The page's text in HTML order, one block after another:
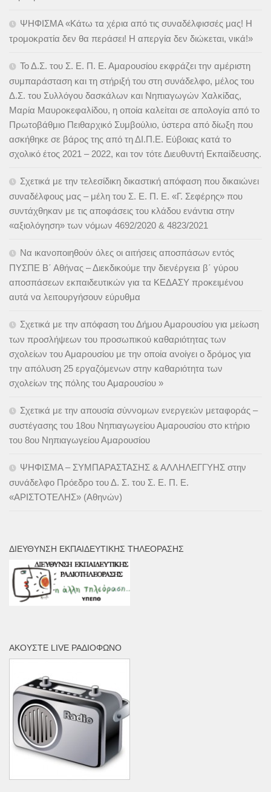
ΨΗΦΙΣΜΑ «Κάτω τα χέρια από τις συναδέλφισσές μας! Η
τρομοκρατία δεν θα περάσει! Η απεργία δεν διώκεται, νικά!»
Το Δ.Σ. του Σ. Ε. Π. Ε. Αμαρουσίου εκφράζει την αμέριστη
συμπαράσταση και τη στήριξή του στη συνάδελφο, μέλος του
Δ.Σ. του Συλλόγου δασκάλων και Νηπιαγωγών Χαλκίδας,
Μαρία Μαυροκεφαλίδου, η οποία καλείται σε απολογία από το
Πρωτοβάθμιο Πειθαρχικό Συμβούλιο, ύστερα από δίωξη που
ασκήθηκε σε βάρος της από τη ΔΙ.Π.Ε. Εύβοιας κατά το
σχολικό έτος 2021 – 2022, και τον τότε Διευθυντή Εκπαίδευσης.
Σχετικά με την τελεσίδικη δικαστική απόφαση που δικαιώνει
συναδέλφους μας – μέλη του Σ. Ε. Π. Ε. «Γ. Σεφέρης» που
συντάχθηκαν με τις αποφάσεις του κλάδου ενάντια στην
«αξιολόγηση» των νόμων 4692/2020 & 4823/2021
Να ικανοποιηθούν όλες οι αιτήσεις αποσπάσων εντός
ΠΥΣΠΕ Β΄ Αθήνας – Διεκδικούμε την διενέργεια β΄ γύρου
αποσπάσεων εκπαιδευτικών για τα ΚΕΔΑΣΥ προκειμένου
αυτά να λειτουργήσουν εύρυθμα
Σχετικά με την απόφαση του Δήμου Αμαρουσίου για μείωση
των προσλήψεων του προσωπικού καθαριότητας των
σχολείων του Αμαρουσίου με την οποία ανοίγει ο δρόμος για
την απόλυση 25 εργαζόμενων στην καθαριότητα των
σχολείων της πόλης του Αμαρουσίου »
Σχετικά με την απουσία σύννομων ενεργειών μεταφοράς –
συστέγασης του 18ου Νηπιαγωγείου Αμαρουσίου στο κτήριο
του 8ου Νηπιαγωγείου Αμαρουσίου
ΨΗΦΙΣΜΑ – ΣΥΜΠΑΡΑΣΤΑΣΗΣ & ΑΛΛΗΛΕΓΓΥΗΣ στην
συνάδελφο Πρόεδρο του Δ. Σ. του Σ. Ε. Π. Ε.
«ΑΡΙΣΤΟΤΕΛΗΣ» (Αθηνών)
ΔΙΕΎΘΥΝΣΗ ΕΚΠΑΙΔΕΥΤΙΚΉΣ ΤΗΛΕΌΡΑΣΗΣ
ΑΚΟΎΣΤΕ LIVE ΡΑΔΙΌΦΩΝΟ